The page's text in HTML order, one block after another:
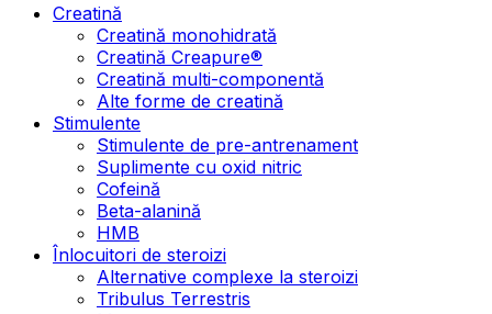
Creatină
Creatină monohidrată
Creatină Creapure®
Creatină multi-componentă
Alte forme de creatină
Stimulente
Stimulente de pre-antrenament
Suplimente cu oxid nitric
Cofeină
Beta-alanină
HMB
Înlocuitori de steroizi
Alternative complexe la steroizi
Tribulus Terrestris